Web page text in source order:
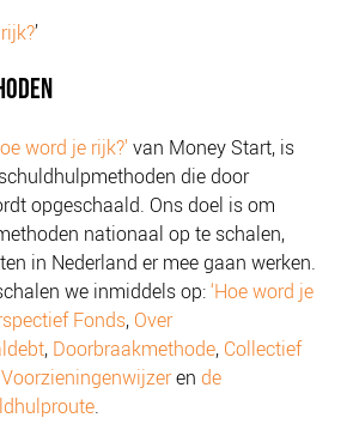
’
word je rijk?' van Money Start, is
die door
opgeschaald. Ons doel is om
nationaal op te schalen,
in Nederland er mee gaan werken.
we inmiddels op:‘Hoe word je
Fonds, Over
, Doorbraakmethode, Collectief
en de
.